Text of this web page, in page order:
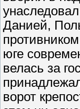
Данией,
юге
велась за
ворот